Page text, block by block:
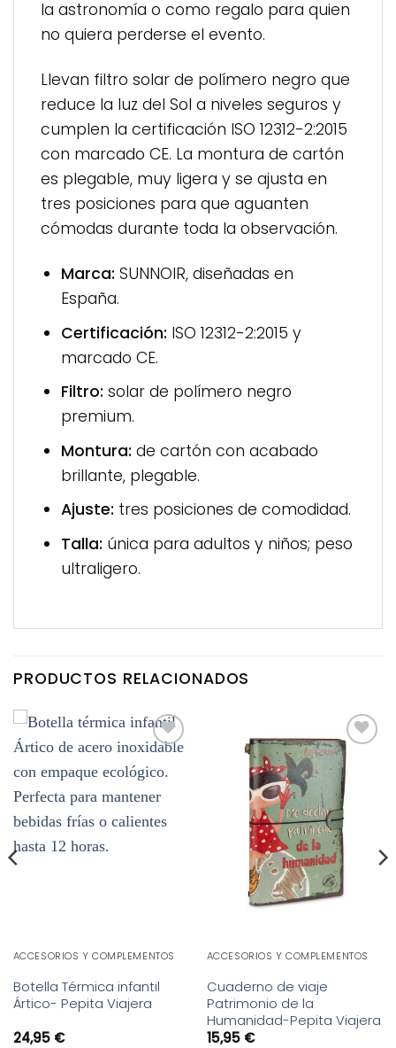
la astronomía o como regalo para quien
no quiera perderse el evento.
Llevan filtro solar de polímero negro que
reduce la luz del Sol a niveles seguros y
cumplen la certificación ISO 12312-2:2015
con marcado CE. La montura de cartón
es plegable, muy ligera y se ajusta en
tres posiciones para que aguanten
cómodas durante toda la observación.
Marca: SUNNOIR, diseñadas en
España.
Certificación: ISO 12312-2:2015 y
marcado CE.
Filtro: solar de polímero negro
premium.
Montura: de cartón con acabado
brillante, plegable.
Ajuste: tres posiciones de comodidad.
Talla: única para adultos y niños; peso
ultraligero.
PRODUCTOS RELACIONADOS
a la
deseos
ACCESORIOS Y COMPLEMENTOS
Botella Térmica infantil
Ártico- Pepita Viajera
24,95 €
Añadir
a la
lista de
deseos
ACCESORIOS Y COMPLEMENTOS
Cuaderno de viaje
Patrimonio de la
Humanidad-Pepita Viajera
15,95 €